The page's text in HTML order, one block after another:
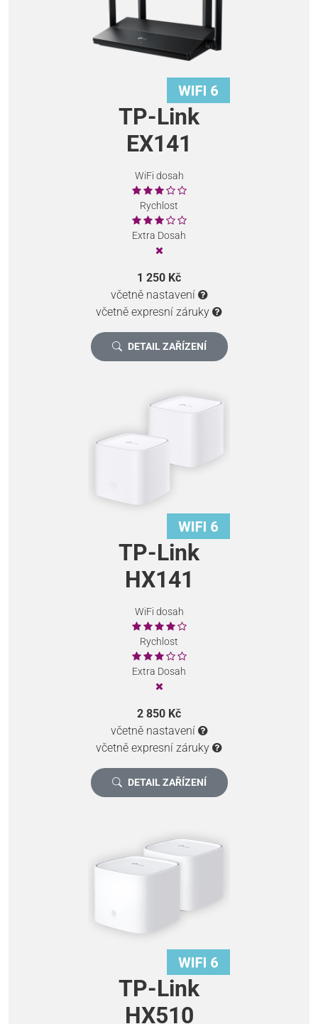
TP-Link
EX141
WiFi dosah
Rychlost
Extra Dosah
1 250 Kč
včetně nastavení
včetně expresní záruky
DETAIL ZAŘÍZENÍ
TP-Link
HX141
WiFi dosah
Rychlost
Extra Dosah
2 850 Kč
včetně nastavení
včetně expresní záruky
DETAIL ZAŘÍZENÍ
TP-Link
HX510